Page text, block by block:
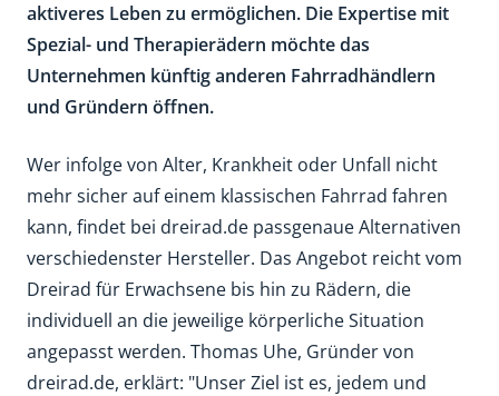
aktiveres Leben zu ermöglichen. Die Expertise mit
Spezial- und Therapierädern möchte das
Unternehmen künftig anderen Fahrradhändlern
und Gründern öffnen.
Wer infolge von Alter, Krankheit oder Unfall nicht
mehr sicher auf einem klassischen Fahrrad fahren
kann, findet bei dreirad.de passgenaue Alternativen
verschiedenster Hersteller. Das Angebot reicht vom
Dreirad für Erwachsene bis hin zu Rädern, die
individuell an die jeweilige körperliche Situation
angepasst werden. Thomas Uhe, Gründer von
dreirad.de, erklärt: "Unser Ziel ist es, jedem und